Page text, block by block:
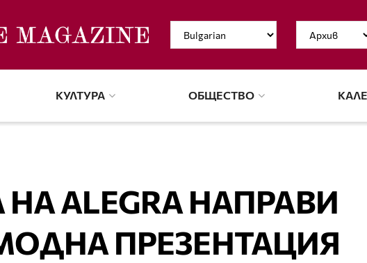
КУЛТУРА ОБЩЕСТВО
ALEGRA НАПРАВИ
ПРЕЗЕНТАЦИЯ